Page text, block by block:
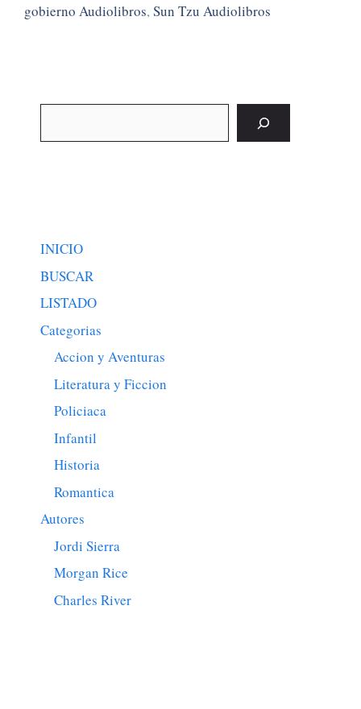
gobierno Audiolibros,Sun Tzu Audiolibros
INICIO
BUSCAR
LISTADO
Categorias
Accion y Aventuras
Literatura y Ficcion
Policiaca
Infantil
Historia
Romantica
Autores
Jordi Sierra
Morgan Rice
Charles River